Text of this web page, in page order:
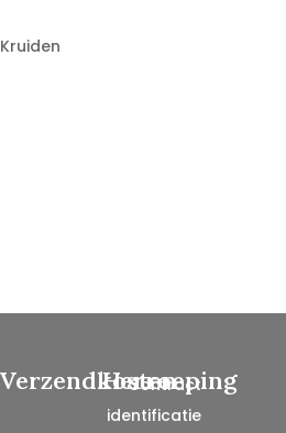
Verzendkosten
Herroeping
Contract
identificatie